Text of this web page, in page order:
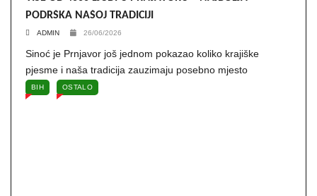
PODRŠKA NAŠOJ TRADICIJI
ADMIN 26/06/2026
Sinoć je Prnjavor još jednom pokazao koliko krajiške
pjesme i naša tradicija zauzimaju posebno mjesto
BIH OSTALO